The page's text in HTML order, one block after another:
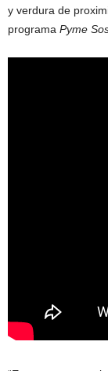
y verdura de
programa Pyme